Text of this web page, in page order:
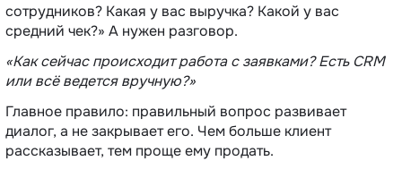
сотрудников? Какая у вас выручка? Какой у вас
средний чек?» А нужен разговор.
«Как сейчас происходит работа с заявками? Есть CRM
или всё ведется вручную?»
Главное правило: правильный вопрос развивает
диалог, а не закрывает его. Чем больше клиент
рассказывает, тем проще ему продать.